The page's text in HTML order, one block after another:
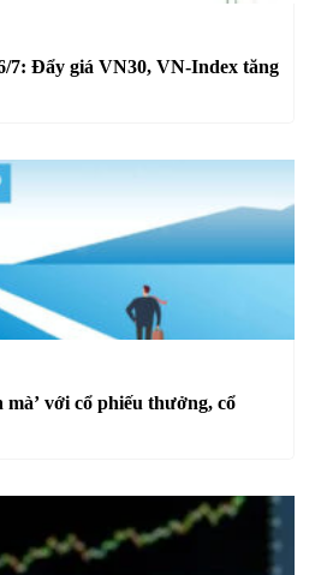
7: Đẩy giá VN30, VN-Index tăng
với cổ phiếu thưởng, cổ